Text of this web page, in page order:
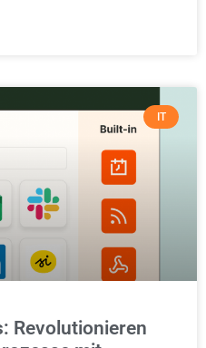
IT
Revolutionieren